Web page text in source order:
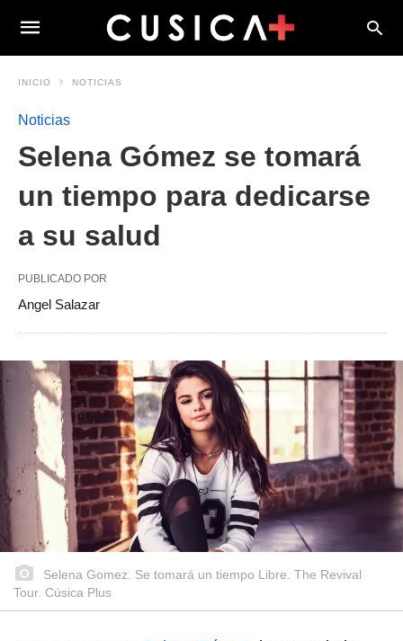
INICIO NOTICIAS
Noticias
Selena Gómez se tomará
un tiempo para dedicarse
a su salud
PUBLICADO POR
Angel Salazar
Selena Gomez. Se tomará un tiempo Libre. The Revival
Tour. Cúsica Plus